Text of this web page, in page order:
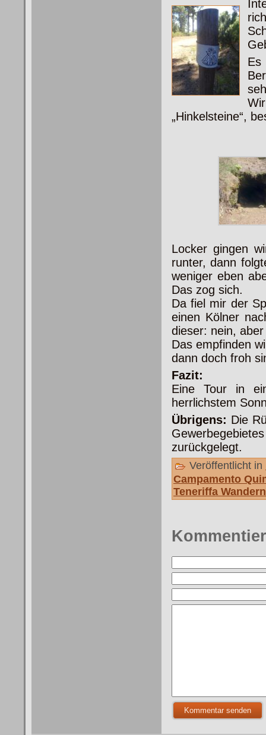
Es
„Hinkelsteine“,
Locker gingen
runter, dann
weniger eben
Das zog sich.
Da fiel mir der
einen Kölner
dieser: nein,
Das empfinden
dann doch froh
Fazit:
Eine Tour in
herrlichstem
Übrigens: Die
zurückgelegt.
Veröffentlicht in
Campamento
Teneriffa Wandern